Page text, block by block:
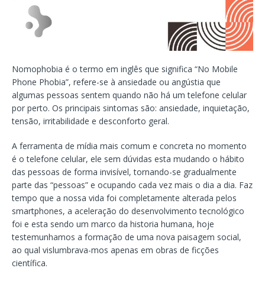
Nomophobia é o termo em inglês que significa “No Mobile
Phone Phobia”, refere-se à ansiedade ou angústia que
algumas pessoas sentem quando não há um telefone celular
por perto. Os principais sintomas são: ansiedade, inquietação,
tensão, irritabilidade e desconforto geral.
A ferramenta de mídia mais comum e concreta no momento
é o telefone celular, ele sem dúvidas esta mudando o hábito
das pessoas de forma invisível, tornando-se gradualmente
parte das “pessoas” e ocupando cada vez mais o dia a dia. Faz
tempo que a nossa vida foi completamente alterada pelos
smartphones, a aceleração do desenvolvimento tecnológico
foi e esta sendo um marco da historia humana, hoje
testemunhamos a formação de uma nova paisagem social,
ao qual vislumbrava-mos apenas em obras de ficções
científica.